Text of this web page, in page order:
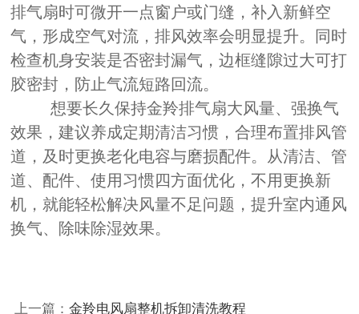
排气扇时可微开一点窗户或门缝，补入新鲜空
气，形成空气对流，排风效率会明显提升。同时
检查机身安装是否密封漏气，边框缝隙过大可打
胶密封，防止气流短路回流。
想要长久保持金羚排气扇大风量、强换气
效果，建议养成定期清洁习惯，合理布置排风管
道，及时更换老化电容与磨损配件。从清洁、管
道、配件、使用习惯四方面优化，不用更换新
机，就能轻松解决风量不足问题，提升室内通风
换气、除味除湿效果。
上一篇： 金羚电风扇整机拆卸清洗教程